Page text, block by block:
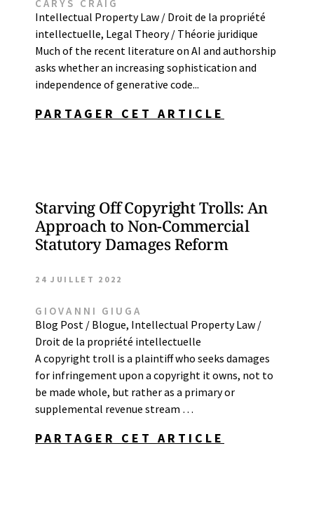
CARYS CRAIG
Intellectual Property Law / Droit de la propriété
intellectuelle, Legal Theory / Théorie juridique
Much of the recent literature on AI and authorship
asks whether an increasing sophistication and
independence of generative code...
PARTAGER CET ARTICLE
Starving Off Copyright Trolls: An
Approach to Non-Commercial
Statutory Damages Reform
24 JUILLET 2022
GIOVANNI GIUGA
Blog Post / Blogue, Intellectual Property Law /
Droit de la propriété intellectuelle
A copyright troll is a plaintiff who seeks damages
for infringement upon a copyright it owns, not to
be made whole, but rather as a primary or
supplemental revenue stream …
PARTAGER CET ARTICLE